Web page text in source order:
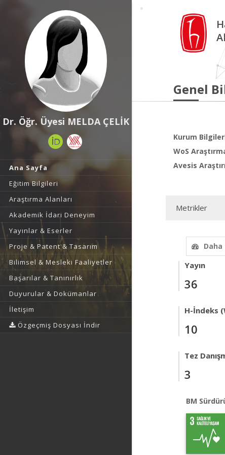
Dr. Öğr. Üyesi MELDA ÇELİK
Ana Sayfa
Eğitim Bilgileri
Araştırma Alanları
Akademik İdari Deneyim
Yayınlar & Eserler
Proje & Patent & Tasarım
Bilimsel & Mesleki Faaliyetler
Başarılar & Tanınırlık
Duyurular & Dokümanlar
İletişim
Özgeçmiş Dosyası İndir
Genel
Kurum
WoS
Avesis
Metrikler
Yayın
36
H-İndeks
10
Tez
3
BM